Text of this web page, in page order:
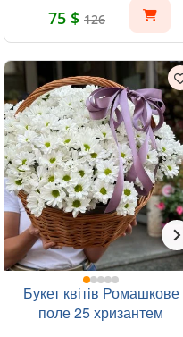
75 $ 126
Букет квітів Ромашкове
поле 25 хризантем